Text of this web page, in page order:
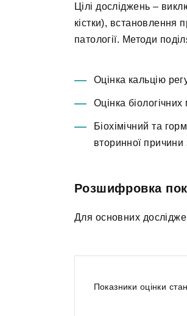
Цілі досліджень –
кістки), встановлення
патології. Методи
Оцінка кальцію
Оцінка
Біохімічний та
вторинної
Розшифровка
Для основних
Показники оцінки